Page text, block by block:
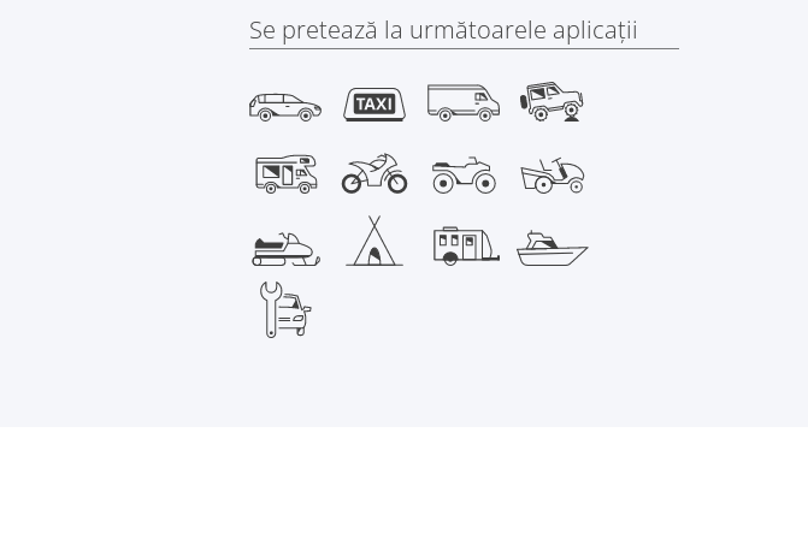
Se pretează la următoarele aplicaţii